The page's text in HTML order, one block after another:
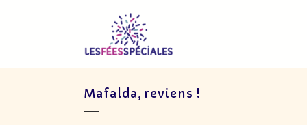
Mafalda, reviens !